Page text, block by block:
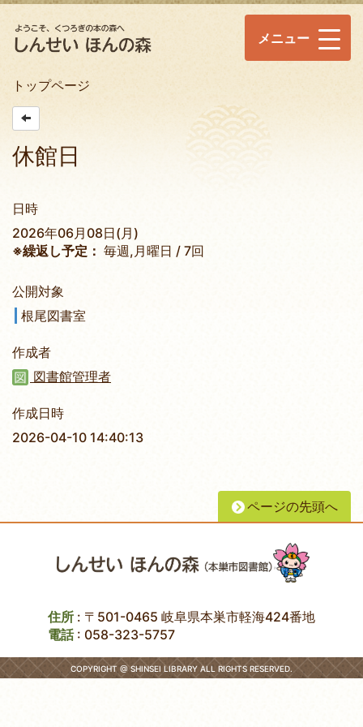
メニュー
トップページ
休館日
日時
2026年06月08日(月)
※繰返し予定： 毎週,月曜日 / 7回
公開対象
根尾図書室
作成者
図書館管理者
作成日時
2026-04-10 14:40:13
ページの先頭へ
住所 : 〒501-0465 岐阜県本巣市軽海424番地
電話: 058-323-5757
COPYRIGHT @ SHINSEI LIBRARY ALL RIGHTS RESERVED.